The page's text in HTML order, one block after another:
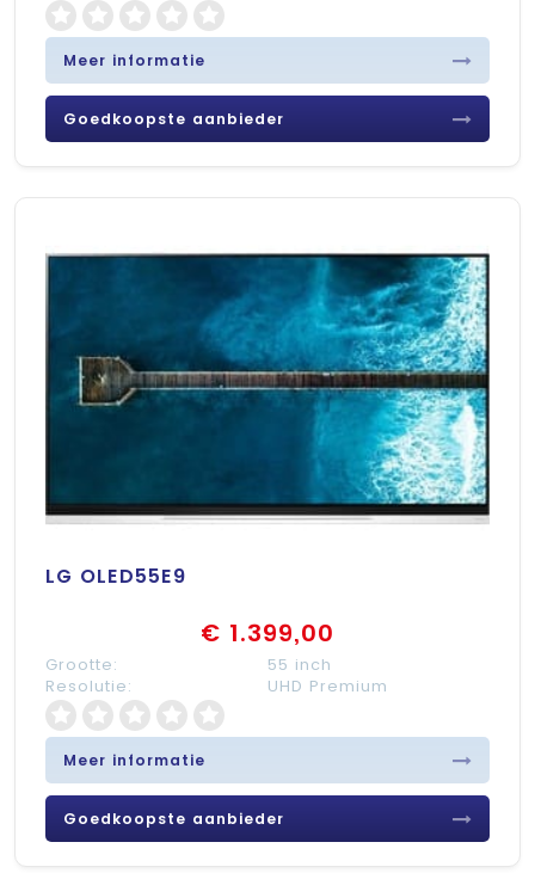
Meer informatie
Goedkoopste aanbieder
LG OLED55E9
€ 1.399,00
Grootte:
55 inch
Resolutie:
UHD Premium
Meer informatie
Goedkoopste aanbieder